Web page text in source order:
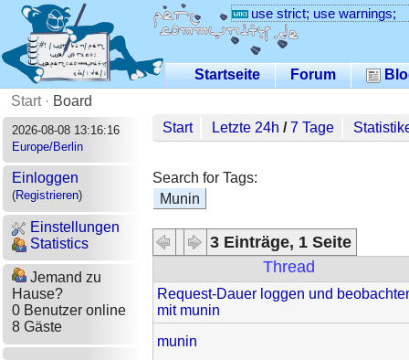
use strict; use warnings;
Startseite Forum
Start· Board
2026-08-08 13:16:16
Europe/Berlin
Einloggen
(Registrieren)
Einstellungen
Statistics
Jemand zu
Hause?
0 Benutzer online
8 Gäste
Start Letzte 24h /7 Tage
Search for Tags:
Munin
3 Einträge, 1 Seite
Thread
Request-Dauer loggen und
mit munin
munin